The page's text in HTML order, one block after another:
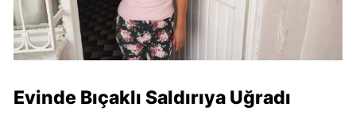
Evinde Bıçaklı Saldırıya Uğradı